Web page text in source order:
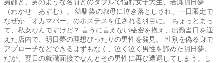
男顔と、男のような名前とのダブルで悩む女子大生、若瀬明日夢
（わかせ あすむ）。 幼馴染の叔母に泣き落としされ、一日限定で
なぜか「オカマバー」のホステスを任される羽目に。 ちょっとまっ
て、私女なんですけど？ 言うに言えない秘密を抱え、出勤当日を迎
えた店内で、明日夢の理想ぴったりの男性を発見。 性別を偽る身で
アプローチなどできるはずもなく、泣く泣く男性を諦めた明日夢。
だが、翌日の就職面接でなんとその男性に再び遭遇してしまう。し